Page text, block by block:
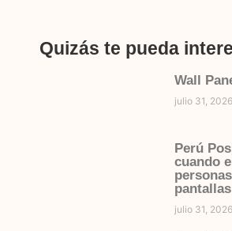
Quizás te pueda
Wall
julio 31, 2026
Perú
cuando
julio 31, 2026